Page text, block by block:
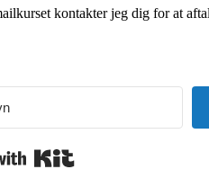
kontakter jeg dig for at